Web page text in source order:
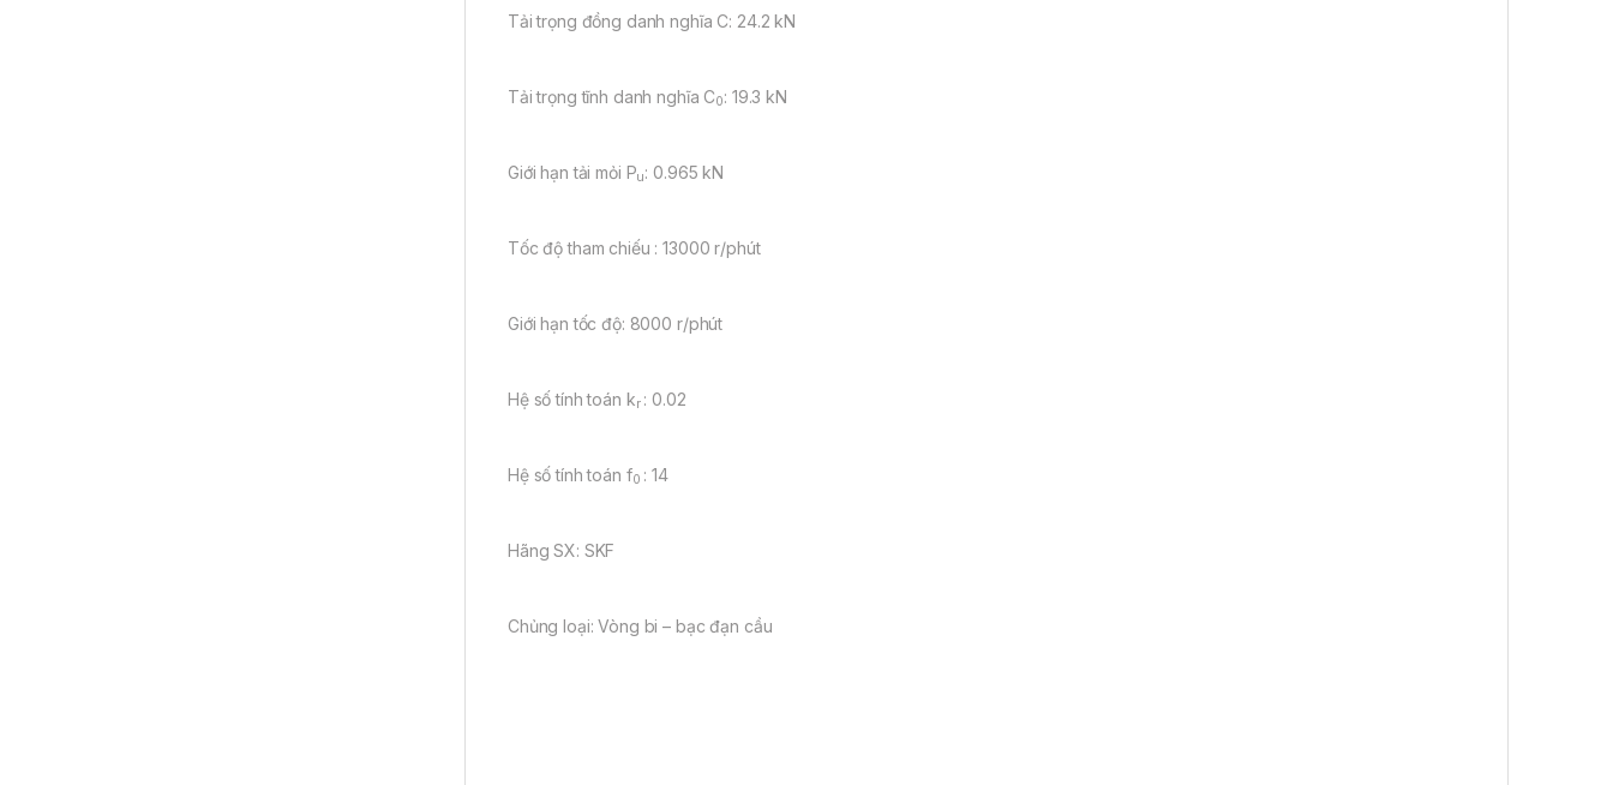
Tải trọng đồng danh nghĩa C: 24.2 kN
Tải trọng tĩnh danh nghĩa C0: 19.3 kN
Giới hạn tải mỏi Pu: 0.965 kN
Tốc độ tham chiếu : 13000 r/phút
Giới hạn tốc độ: 8000 r/phút
Hệ số tính toán kr : 0.02
Hệ số tính toán f0 : 14
Hãng SX: SKF
Chủng loại: Vòng bi – bạc đạn cầu